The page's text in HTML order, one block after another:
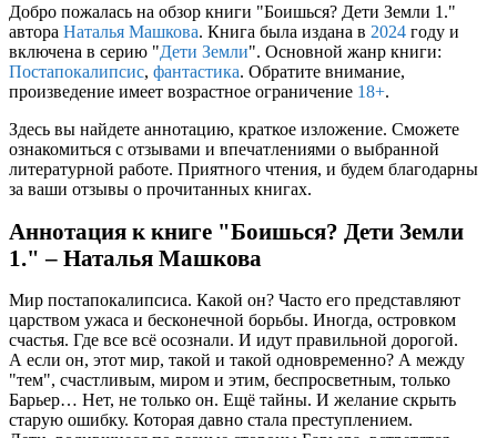
Добро пожалась на обзор книги "Боишься? Дети Земли 1."
автора Наталья Машкова. Книга была издана в 2024 году и
включена в серию "Дети Земли". Основной жанр книги:
Постапокалипсис, фантастика. Обратите внимание,
произведение имеет возрастное ограничение 18+.
Здесь вы найдете аннотацию, краткое изложение. Сможете
ознакомиться с отзывами и впечатлениями о выбранной
литературной работе. Приятного чтения, и будем благодарны
за ваши отзывы о прочитанных книгах.
Аннотация к книге "Боишься? Дети Земли
1." – Наталья Машкова
Мир постапокалипсиса. Какой он? Часто его представляют
царством ужаса и бесконечной борьбы. Иногда, островком
счастья. Где все всё осознали. И идут правильной дорогой.
А если он, этот мир, такой и такой одновременно? А между
"тем", счастливым, миром и этим, беспросветным, только
Барьер… Нет, не только он. Ещё тайны. И желание скрыть
старую ошибку. Которая давно стала преступлением.